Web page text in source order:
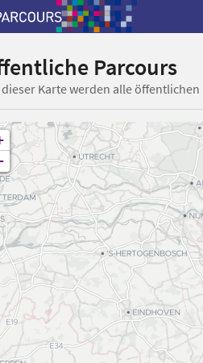
Parcours
Karte werden alle